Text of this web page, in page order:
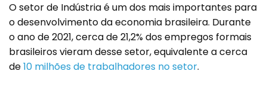
O setor de Indústria é um dos mais importantes para
o desenvolvimento da economia brasileira. Durante
o ano de 2021, cerca de 21,2% dos empregos formais
brasileiros vieram desse setor, equivalente a cerca
de10 milhões de trabalhadores no setor.